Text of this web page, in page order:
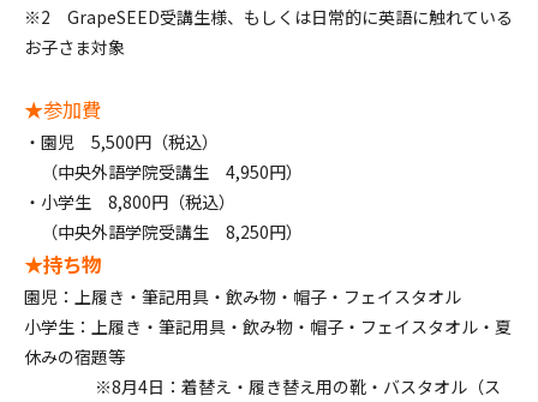
※2 GrapeSEED受講生様、もしくは日常的に英語に触れている
お子さま対象
★参加費
・園児 5,500円（税込）
（中央外語学院受講生 4,950円）
・小学生 8,800円（税込）
（中央外語学院受講生 8,250円）
★持ち物
園児：上履き・筆記用具・飲み物・帽子・フェイスタオル
小学生：上履き・筆記用具・飲み物・帽子・フェイスタオル・夏
休みの宿題等
※8月4日：着替え・履き替え用の靴・バスタオル（ス